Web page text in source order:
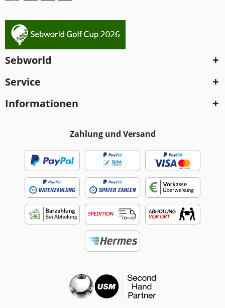
Sebworld
Service
Informationen
Zahlung und Versand